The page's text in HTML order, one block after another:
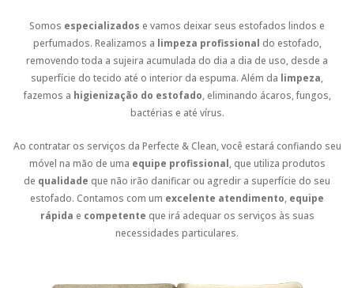
Somos especializados e vamos deixar seus estofados lindos e
perfumados. Realizamos a limpeza profissional do estofado,
removendo toda a sujeira acumulada do dia a dia de uso, desde a
superfície do tecido até o interior da espuma. Além da limpeza,
fazemos a higienização do estofado, eliminando ácaros, fungos,
bactérias e até vírus.
Ao contratar os serviços da Perfecte & Clean, você estará confiando seu
móvel na mão de uma equipe profissional, que utiliza produtos
de qualidade que não irão danificar ou agredir a superfície do seu
estofado. Contamos com um excelente atendimento, equipe
rápida e competente que irá adequar os serviços às suas
necessidades particulares.